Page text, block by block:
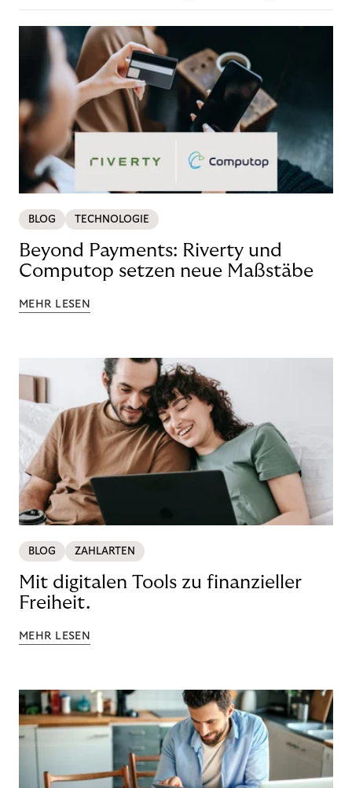
BLOG TECHNOLOGIE
Beyond Payments: Riverty und
Computop setzen neue Maßstäbe
MEHR LESEN
BLOG ZAHLARTEN
Mit digitalen Tools zu finanzieller
Freiheit.
MEHR LESEN